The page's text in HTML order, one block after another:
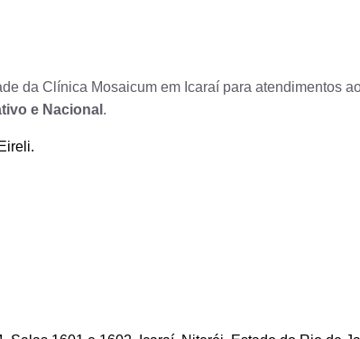
da Clínica Mosaicum em Icaraí para atendimentos
e Nacional .